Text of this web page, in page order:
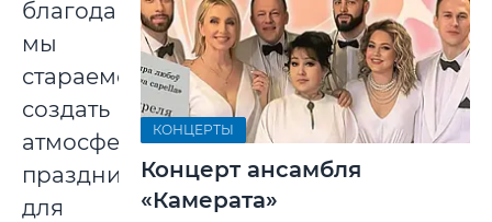
благодарности
мы
стараемся
создать
атмосферу
праздника
для
КОНЦЕРТЫ
Концерт ансамбля
«Камерата»